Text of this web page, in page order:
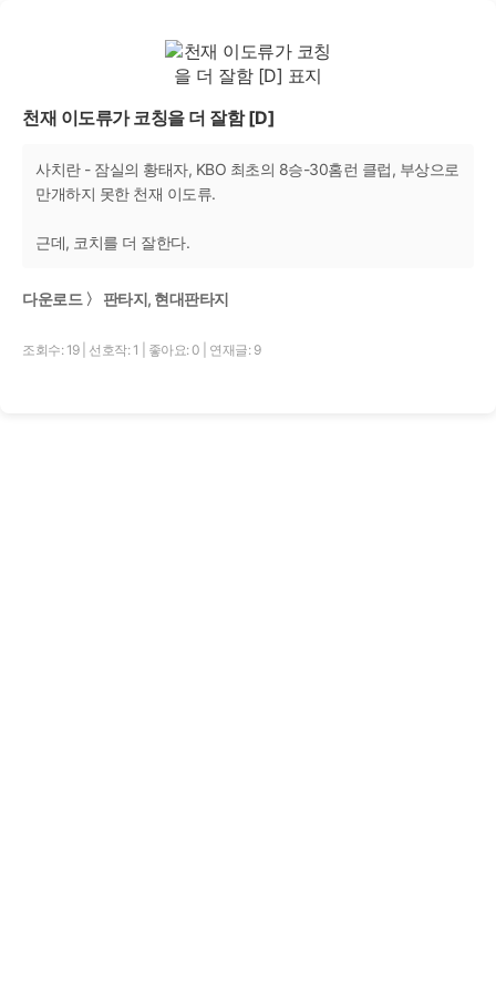
천재 이도류가 코칭을 더 잘함 [D]
사치란 - 잠실의 황태자, KBO 최초의 8승-30홈런 클럽, 부상으로
만개하지 못한 천재 이도류.
근데, 코치를 더 잘한다.
다운로드 〉 판타지, 현대판타지
조회수: 19 선호작: 1 좋아요: 0 연재글: 9